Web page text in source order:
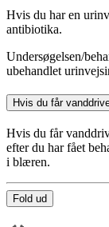
Hvis du har en
antibiotika.
Undersøgelsen/
ubehandlet
Hvis du får
Hvis du får
efter du har fået
i blæren.
Fold ud